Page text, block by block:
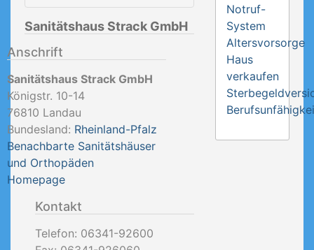
Sanitätshaus Strack GmbH
Anschrift
Sanitätshaus Strack GmbH
Königstr. 10-14
76810 Landau
Bundesland: Rheinland-Pfalz
Benachbarte Sanitätshäuser
und Orthopäden
Homepage
Kontakt
Telefon: 06341-92600
Notruf-
System
Altersvorsorge
Haus
verkaufen